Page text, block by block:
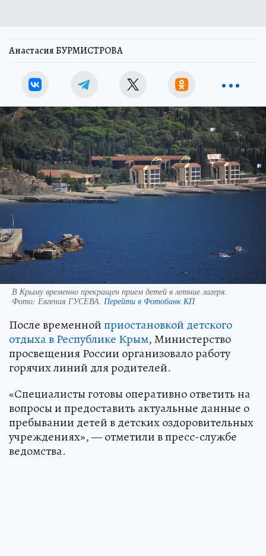
Анастасия БУРМИСТРОВА
В Крыму временно прекращен прием детей в летние лагеря.
Фото: Евгения ГУСЕВА. Перейти в Фотобанк КП
После временнойприостановкой детского
отдыха в Республике Крым, Министерство
просвещения России организовало работу
горячих линий для родителей.
«Специалисты готовы оперативно ответить на
вопросы и предоставить актуальные данные о
пребывании детей в детских оздоровительных
учреждениях», — отметили в пресс-службе
ведомства.